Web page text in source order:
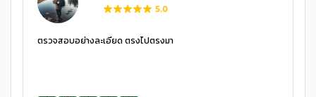
5.0
ตรวจสอบอย่างละเอียด ตรงไปตรงมา